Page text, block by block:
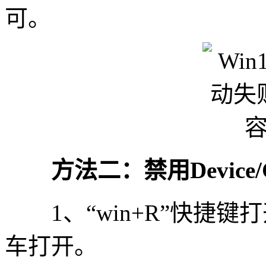
可。
方法二：禁用Device/
1、“win+R”快捷键打
车打开。